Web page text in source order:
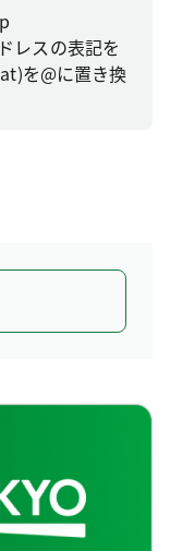
レスの表記を
を@に置き換